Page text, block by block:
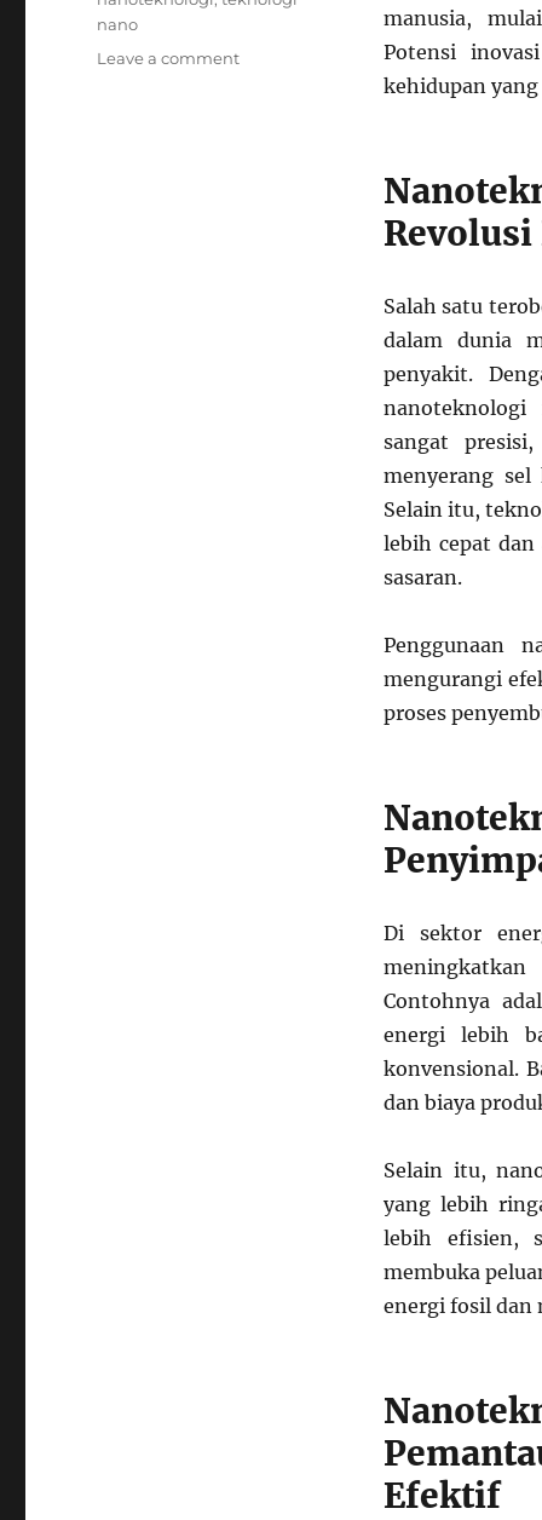
manusia,
Potensi
kehidupan
Salah satu
dalam dunia
penyakit.
nanoteknologi
sangat
menyerang sel
Selain itu,
lebih cepat
sasaran.
Penggunaan
mengurangi
proses
Di sektor
Contohnya
energi lebih
konvensional.
dan biaya
Selain itu,
yang lebih
lebih efisien,
membuka
energi fosil dan
Efektif
nano
Leave a commenton